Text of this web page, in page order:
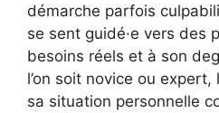
démarche parfois
se sent guidé·e vers des
besoins réels et à son
l’on soit novice ou
sa situation personnelle